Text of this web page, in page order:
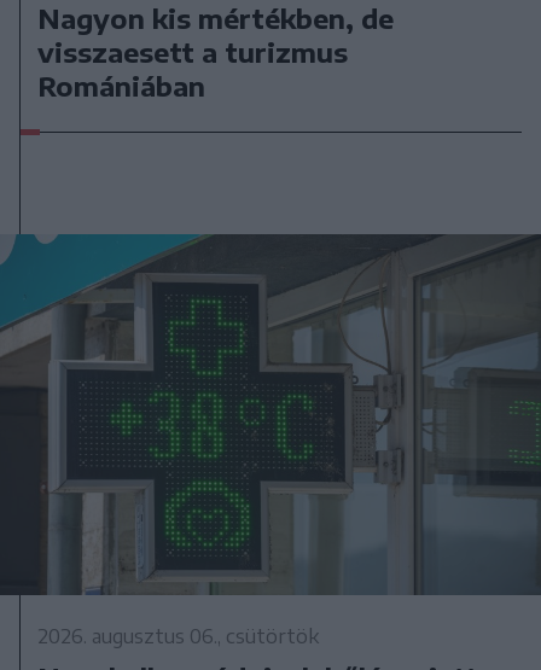
Nagyon kis mértékben, de
visszaesett a turizmus
Romániában
2026. augusztus 06., csütörtök